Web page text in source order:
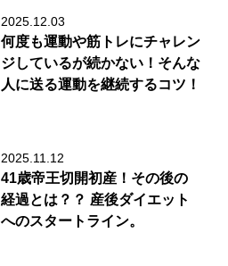
2025.12.03
何度も運動や筋トレにチャレン
ジしているが続かない！そんな
人に送る運動を継続するコツ！
2025.11.12
41歳帝王切開初産！その後の
経過とは？？ 産後ダイエット
へのスタートライン。